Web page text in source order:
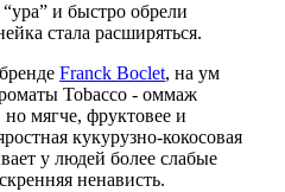
и быстро обрели
стала расширяться.
Franck Boclet, на ум
Tobacco - оммаж
но мягче, фруктовее и
кукурузно-кокосовая
у людей более слабые
ненависть.